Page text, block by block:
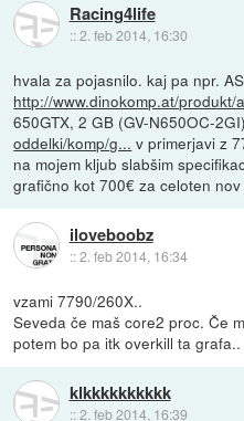
Racing4life
::2. feb 2014, 16:30
hvala za pojasnilo. kaj pa npr.
http://www.dinokomp.at/produkt/
650GTX, 2 GB (GV-N650OC-2GI)
oddelki/komp/g... v primerjavi z
na mojem kljub slabšim
grafično kot 700€ za celoten
iloveboobz
::2. feb 2014, 16:34
vzami 7790/260X..
Seveda če maš core2 proc. Če
potem bo pa itk overkill ta grafa..
klkkkkkkkkkk
::2. feb 2014, 16:39